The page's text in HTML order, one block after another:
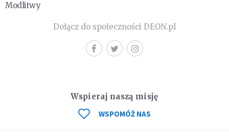
Modlitwy
Dołącz do społeczności DEON.pl
Wspieraj naszą misję
WSPOMÓŻ NAS